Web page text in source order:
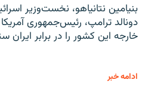
بنیامین نتانیاهو، نخست‌وزیر
دونالد ترامپ، رئیس‌جمهوری
خارجه این کشور را در برابر ایران
ادامه خبر